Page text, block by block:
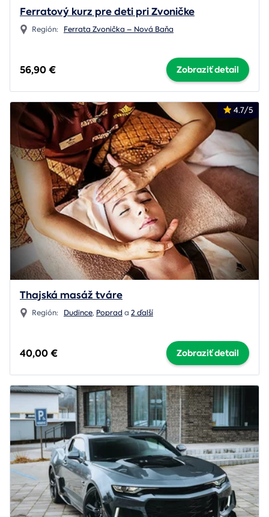
Ferratový kurz pre deti pri Zvoničke
Región: Ferrata Zvonička – Nová Baňa
56,90 € Zobraziť detail
4.7/5
Thajská masáž tváre
Región: Dudince, Poprada 2 ďalší
40,00 € Zobraziť detail